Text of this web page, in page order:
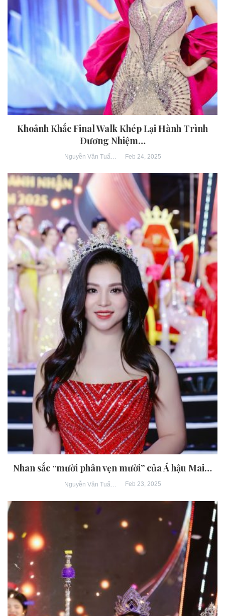
Khoảnh Khắc Final Walk Khép Lại Hành Trình
Đương Nhiệm…
Nguyễn Văn Tuấn Feb 24, 2025
Nhan sắc “mười phân vẹn mười” của Á hậu Mai…
Feb 23, 2025